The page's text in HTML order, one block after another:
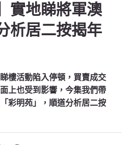
實地睇將軍澳
析居二按揭年
樓活動陷入停頓，買賣成交
上也受到影響，今集我們帶
彩明苑」，順道分析居二按